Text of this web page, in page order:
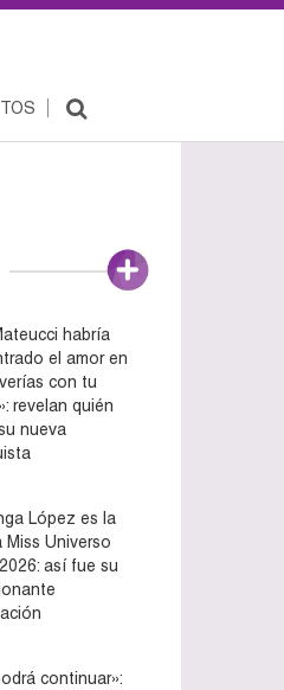
habría
el amor en
con tu
revelan quién
nueva
López es la
Miss Universo
así fue su
continuar»: